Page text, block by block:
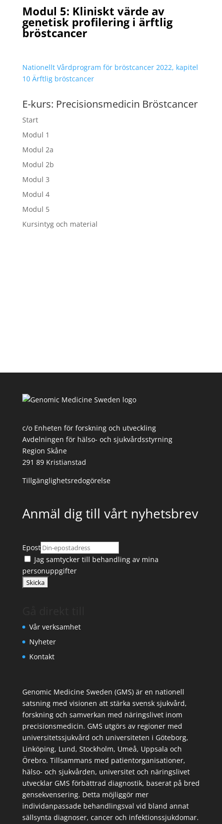
Modul 5: Kliniskt värde av
genetisk profilering i ärftlig
bröstcancer
Nationellt Vårdprogram för bröstcancer 2022, kapitel
10 Ärftlig bröstcancer
E-kurs: Precisionsmedicin Bröstcancer
Start
Modul 1
Modul 2a
Modul 2b
Modul 3
Modul 4
Modul 5
Kursintyg och material
c/o Enheten för forskning och utveckling
Avdelningen för hälso- och sjukvårdsstyrning
Region Skåne
291 89 Kristianstad
Tillgänglighetsredogörelse
Anmäl dig till vårt nyhetsbrev
Epost
Jag samtycker till behandling av mina
personuppgifter
Vår verksamhet
Nyheter
Kontakt
Genomic Medicine Sweden (GMS) är en nationell
satsning med visionen att stärka svensk sjukvård,
forskning och samverkan med näringslivet inom
precisionsmedicin. GMS utgörs av regioner med
universitetssjukvård och universiteten i Göteborg,
Linköping, Lund, Stockholm, Umeå, Uppsala och
Örebro. Tillsammans med patientorganisationer,
hälso- och sjukvården, universitet och näringslivet
utvecklar GMS förbättrad diagnostik, baserat på bred
gensekvensering. Detta möjliggör mer
individanpassade behandlingsval vid bland annat
sällsynta diagnoser, cancer och infektionssjukdomar.